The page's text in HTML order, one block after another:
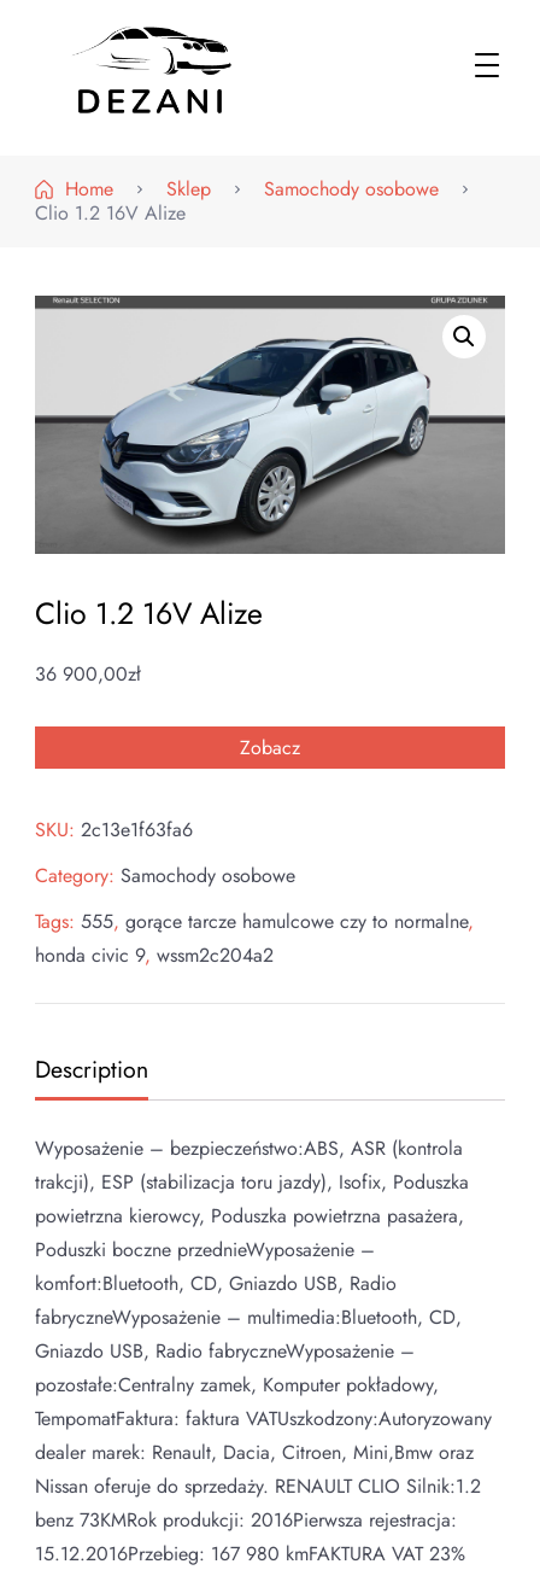
Home
Sklep
Samochody osobowe
Clio 1.2 16V Alize
Clio 1.2 16V Alize
36 900,00zł
Zobacz
SKU: 2c13e1f63fa6
Category: Samochody osobowe
Tags: 555, gorące tarcze hamulcowe czy to normalne,
honda civic 9, wssm2c204a2
Description
Wyposażenie – bezpieczeństwo:ABS, ASR (kontrola
trakcji), ESP (stabilizacja toru jazdy), Isofix, Poduszka
powietrzna kierowcy, Poduszka powietrzna pasażera,
Poduszki boczne przednieWyposażenie –
komfort:Bluetooth, CD, Gniazdo USB, Radio
fabryczneWyposażenie – multimedia:Bluetooth, CD,
Gniazdo USB, Radio fabryczneWyposażenie –
pozostałe:Centralny zamek, Komputer pokładowy,
TempomatFaktura: faktura VATUszkodzony:Autoryzowany
dealer marek: Renault, Dacia, Citroen, Mini,Bmw oraz
Nissan oferuje do sprzedaży. RENAULT CLIO Silnik:1.2
benz 73KMRok produkcji: 2016Pierwsza rejestracja:
15.12.2016Przebieg: 167 980 kmFAKTURA VAT 23%